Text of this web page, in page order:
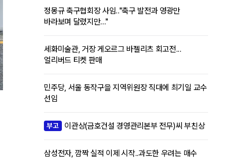
정몽규 축구협회장 사임.."축구 발전과 영광만
바라보며 달렸지만..."
세화미술관, 거장 게오르그 바젤리츠 회고전...
얼리버드 티켓 판매
민주당, 서울 동작구을 지역위원장 직대에 최기일 교수
선임
부고 이관상(금호건설 경영관리본부 전무)씨 부친상
삼성전자, 깜짝 실적 이제 시작..과도한 우려는 매수